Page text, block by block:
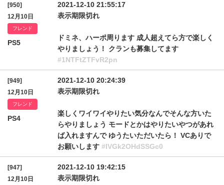
[950]
12月10日
フレンド
PS5
2021-12-10 21:55:17
表示期限切れ
ドミネ、ハーポ周ります 成人超えてら方で楽しく
やりましょう！ クランも募集してます
#1NTFtZTFvR2pn
[949]
12月10日
フレンド
PS4
2021-12-10 20:24:39
表示期限切れ
楽しくワイワイやりたい気分なんでそんな方いた
らやりましょう モードとかはやりたいやつがあれ
ば入れますんで ゆうたいただいたら！ VCありで
お願いします #IVGk2OHdSSGc0
[947]
12月10日
2021-12-10 19:42:15
表示期限切れ